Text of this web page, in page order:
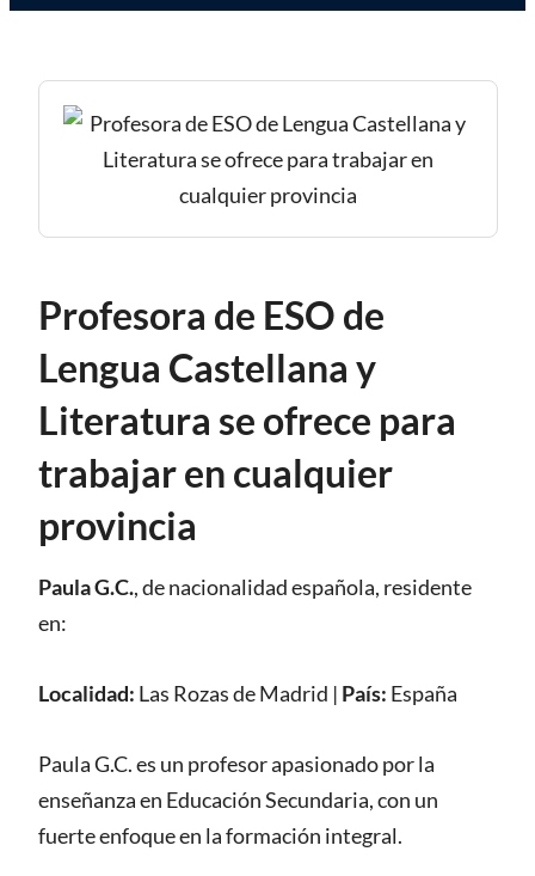
Profesora de ESO de
Lengua Castellana y
Literatura se ofrece para
trabajar en cualquier
provincia
Paula G.C., de nacionalidadespañola, residente
en:
Localidad: Las Rozas de Madrid | País: España
Paula G.C. es un profesor apasionado por la
enseñanza en Educación Secundaria, con un
fuerte enfoque en la formación integral.